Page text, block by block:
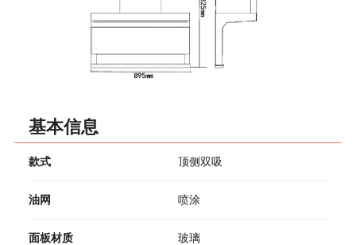
基本信息
款式 顶侧双吸
油网 喷涂
面板材质 玻璃